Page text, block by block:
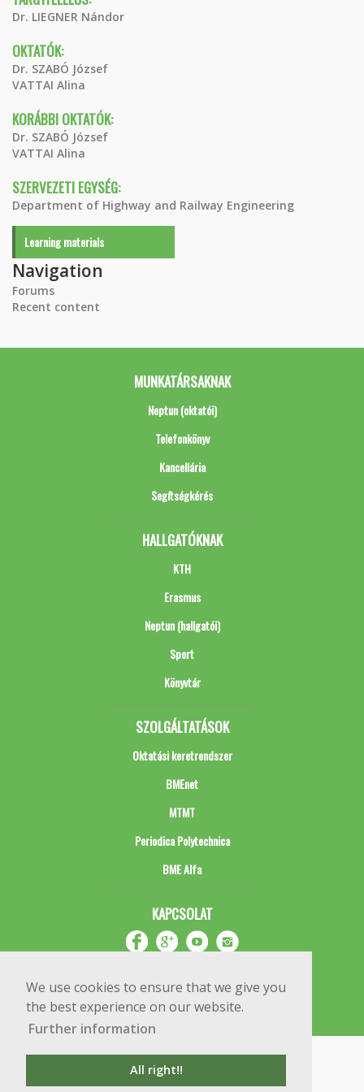
We use cookies to ensure that we give you
the best experience on our website.
Further information
All right!!
Dr. LIEGNER Nándor
OKTATÓK:
Dr. SZABÓ József
VATTAI Alina
KORÁBBI OKTATÓK:
Dr. SZABÓ József
VATTAI Alina
SZERVEZETI EGYSÉG:
Department of Highway and Railway Engineering
Learning materials
Navigation
Forums
Recent content
MUNKATÁRSAKNAK
Neptun (oktatói)
Telefonkönyv
Kancellária
Segítségkérés
HALLGATÓKNAK
KTH
Erasmus
Neptun (hallgatói)
Sport
Könyvtár
SZOLGÁLTATÁSOK
Oktatási keretrendszer
BMEnet
MTMT
Periodica Polytechnica
BME Alfa
KAPCSOLAT
Copyright © 2020 BME Építőmérnöki Kar
1111 Budapest, Műegyetem rkp. 3.